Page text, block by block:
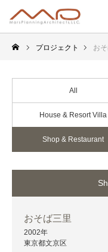
プロジェクト お
All
House & Resort Villa
Shop & Restaurant
おそば三里
2002年
東京都文京区